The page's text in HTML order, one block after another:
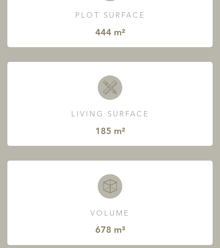
PLOT SURFACE
444 m²
LIVING SURFACE
185 m²
VOLUME
678 m³